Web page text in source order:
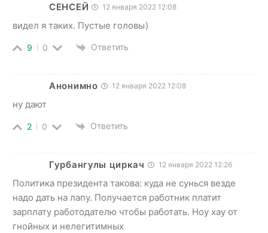
СЕНСЕЙ 12 января 2022 12:08
видел я таких. Пустые головы)
9 0 Ответить
Анонимно 12 января 2022 12:08
ну дают
2 0 Ответить
Гурбангулы циркач 12 января 2022 12:26
Политика президента такова: куда не сунься везде
надо дать на лапу. Получается работник платит
зарплату работодателю чтобы работать. Ноу хау от
гнойных и нелегитимных